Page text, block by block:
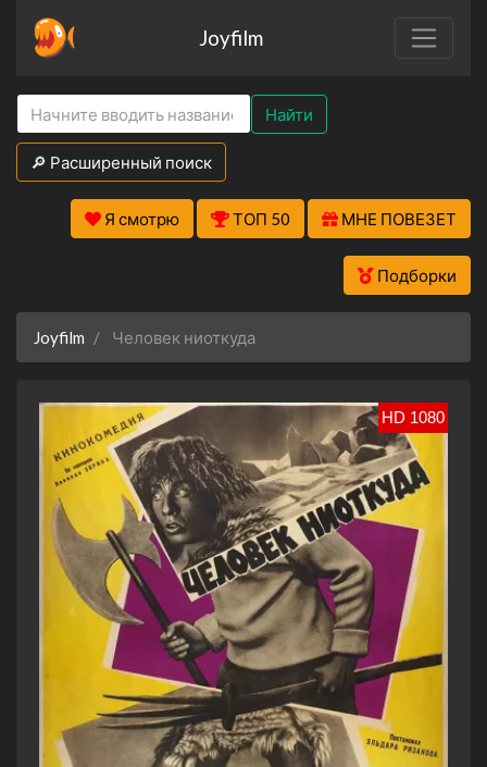
Joyfilm
Найти
🔎 Расширенный поиск
Я смотрю ТОП 50 МНЕ ПОВЕЗЕТ
Подборки
Joyfilm Человек ниоткуда
HD 1080